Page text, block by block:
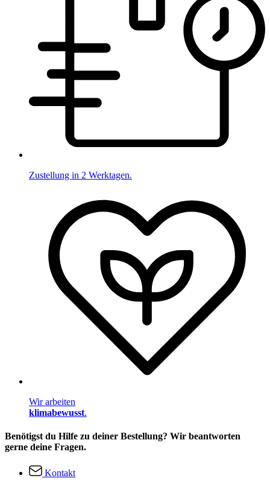
Zustellung in 2 Werktagen.
Wir arbeiten
klimabewusst.
Benötigst du Hilfe zu deiner Bestellung? Wir beantworten
gerne deine Fragen.
Kontakt